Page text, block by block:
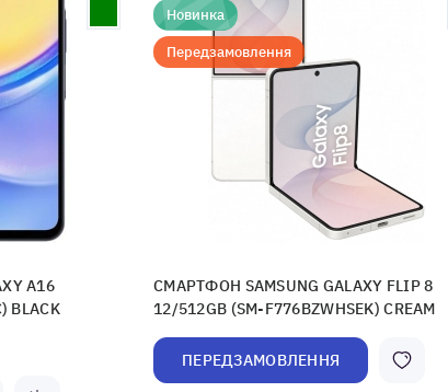
A16
BLACK
Новинка
Передзамовлення
СМАРТФОН SAMSUNG GALAXY FLIP 8
12/512GB (SM-F776BZWHSEK) CREAM
ПЕРЕДЗАМОВЛЕННЯ